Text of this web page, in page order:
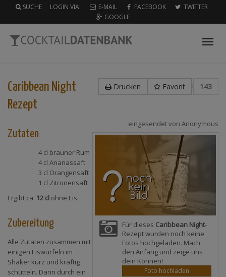
SUCHE LOGIN VIA: E-MAIL FACEBOOK
TWITTER
GOOGLE
Drucken Favorit 143
Caribbean Night
Rezept
eingesendet von Anonymous
Für dieses Caribbean Night-
Rezept wurden noch keine
Fotos hochgeladen. Mach
den Anfang und zeige uns
dein Können!
Foto hochladen
Zutaten
4 cl brauner Rum
4 cl Ananassaft
3 cl Orangensaft
1 cl Zitronensaft
Ergibt ca. 12 cl ohne Eis.
Zubereitung
Alle Zutaten zusammen mit
einigen Eiswürfeln im
Shaker kurz und kräftig
schütteln. Dann durch ein